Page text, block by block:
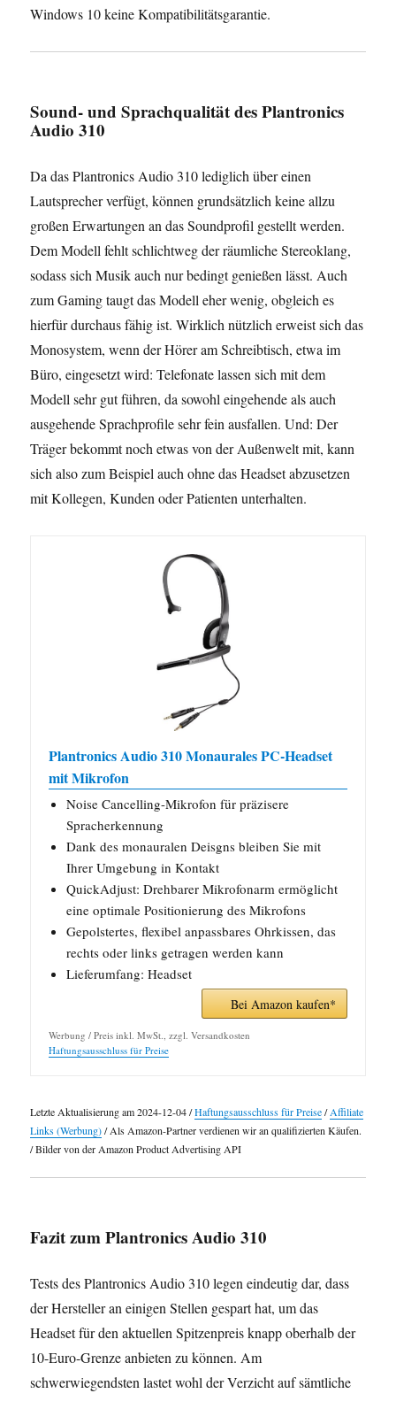
Windows 10 keine Kompatibilitätsgarantie.
Sound- und Sprachqualität des Plantronics
Audio 310
Da das Plantronics Audio 310 lediglich über einen
Lautsprecher verfügt, können grundsätzlich keine allzu
großen Erwartungen an das Soundprofil gestellt werden.
Dem Modell fehlt schlichtweg der räumliche Stereoklang,
sodass sich Musik auch nur bedingt genießen lässt. Auch
zum Gaming taugt das Modell eher wenig, obgleich es
hierfür durchaus fähig ist. Wirklich nützlich erweist sich das
Monosystem, wenn der Hörer am Schreibtisch, etwa im
Büro, eingesetzt wird: Telefonate lassen sich mit dem
Modell sehr gut führen, da sowohl eingehende als auch
ausgehende Sprachprofile sehr fein ausfallen. Und: Der
Träger bekommt noch etwas von der Außenwelt mit, kann
sich also zum Beispiel auch ohne das Headset abzusetzen
mit Kollegen, Kunden oder Patienten unterhalten.
Plantronics Audio 310 Monaurales PC-Headset
mit Mikrofon
Noise Cancelling-Mikrofon für präzisere
Spracherkennung
Dank des monauralen Deisgns bleiben Sie mit
Ihrer Umgebung in Kontakt
QuickAdjust: Drehbarer Mikrofonarm ermöglicht
eine optimale Positionierung des Mikrofons
Gepolstertes, flexibel anpassbares Ohrkissen, das
rechts oder links getragen werden kann
Lieferumfang: Headset
Bei Amazon kaufen*
Werbung / Preis inkl. MwSt., zzgl. Versandkosten
Haftungsausschluss für Preise
Letzte Aktualisierung am 2024-12-04 /Haftungsausschluss für Preise/Affiliate
Links (Werbung)/ Als Amazon-Partner verdienen wir an qualifizierten Käufen.
/ Bilder von der Amazon Product Advertising API
Fazit zum Plantronics Audio 310
Tests des Plantronics Audio 310 legen eindeutig dar, dass
der Hersteller an einigen Stellen gespart hat, um das
Headset für den aktuellen Spitzenpreis knapp oberhalb der
10-Euro-Grenze anbieten zu können. Am
schwerwiegendsten lastet wohl der Verzicht auf sämtliche